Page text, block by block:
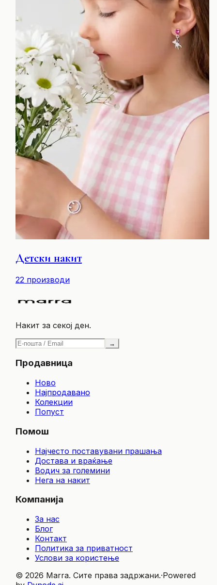
Детски накит
22 производи
Накит за секој ден.
→
Продавница
Ново
Најпродавано
Колекции
Попуст
Помош
Најчесто поставувани прашања
Достава и враќање
Водич за големини
Нега на накит
Компанија
За нас
Блог
Контакт
Политика за приватност
Услови за користење
© 2026 Marra. Сите права задржани.·Powered